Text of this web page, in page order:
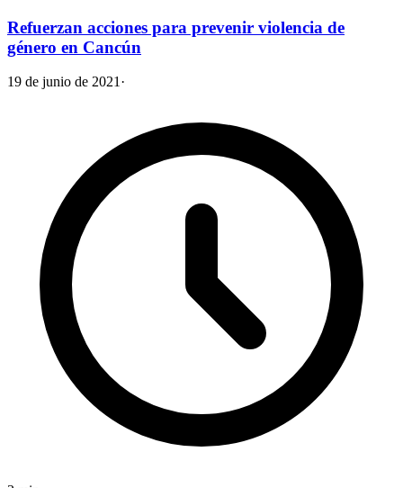
Refuerzan acciones para prevenir violencia de
género en Cancún
19 de junio de 2021 ·